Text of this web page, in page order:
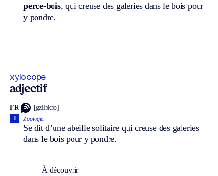
perce-bois, qui creuse des galeries dans le bois pour
y pondre.
xylocope
adjectif
FR [gzilɔkɔp]
Zoologie.
Se dit d’une abeille solitaire qui creuse des galeries
dans le bois pour y pondre.
1
À découvrir